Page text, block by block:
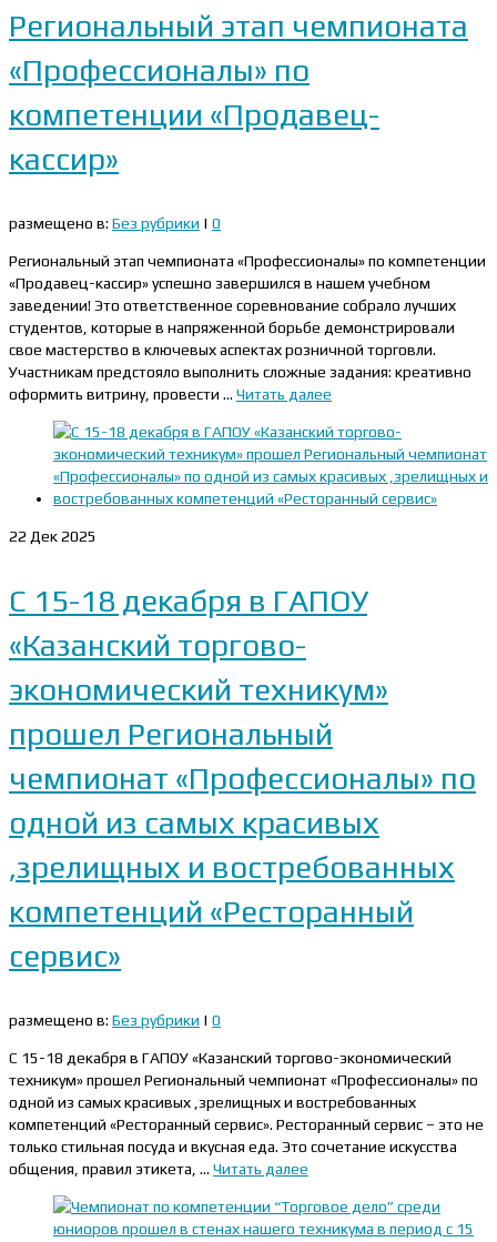
Региональный этап чемпионата
«Профессионалы» по
компетенции «Продавец-
кассир»
размещено в: Без рубрики | 0
Региональный этап чемпионата «Профессионалы» по компетенции
«Продавец-кассир» успешно завершился в нашем учебном
заведении! Это ответственное соревнование собрало лучших
студентов, которые в напряженной борьбе демонстрировали
свое мастерство в ключевых аспектах розничной торговли.
Участникам предстояло выполнить сложные задания: креативно
оформить витрину, провести … Читать далее
22 Дек 2025
С 15-18 декабря в ГАПОУ
«Казанский торгово-
экономический техникум»
прошел Региональный
чемпионат «Профессионалы» по
одной из самых красивых
,зрелищных и востребованных
компетенций «Ресторанный
сервис»
размещено в: Без рубрики | 0
С 15-18 декабря в ГАПОУ «Казанский торгово-экономический
техникум» прошел Региональный чемпионат «Профессионалы» по
одной из самых красивых ,зрелищных и востребованных
компетенций «Ресторанный сервис». Ресторанный сервис – это не
только стильная посуда и вкусная еда. Это сочетание искусства
общения, правил этикета, … Читать далее